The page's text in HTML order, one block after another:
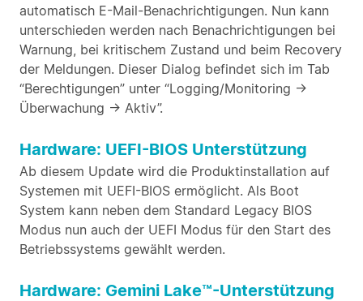
automatisch E-Mail-Benachrichtigungen. Nun kann
unterschieden werden nach Benachrichtigungen bei
Warnung, bei kritischem Zustand und beim Recovery
der Meldungen. Dieser Dialog befindet sich im Tab
“Berechtigungen” unter “Logging/Monitoring ->
Überwachung -> Aktiv”.
Hardware: UEFI-BIOS Unterstützung
Ab diesem Update wird die Produktinstallation auf
Systemen mit UEFI-BIOS ermöglicht. Als Boot
System kann neben dem Standard Legacy BIOS
Modus nun auch der UEFI Modus für den Start des
Betriebssystems gewählt werden.
Hardware: Gemini Lake™-Unterstützung